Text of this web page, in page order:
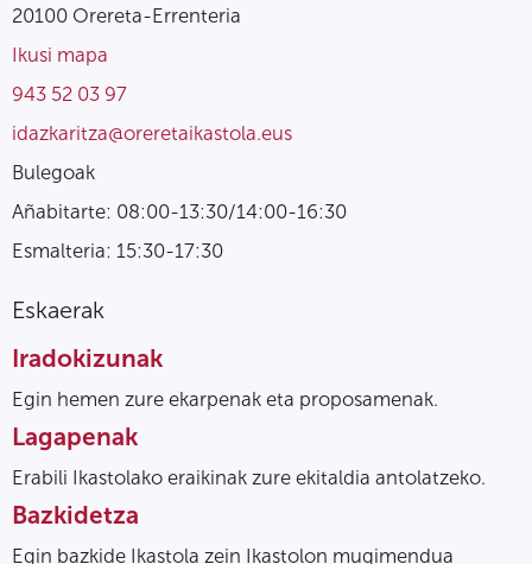
20100 Orereta-Errenteria
Ikusi mapa
943 52 03 97
idazkaritza@oreretaikastola.eus
Bulegoak
Añabitarte: 08:00-13:30/14:00-16:30
Esmalteria: 15:30-17:30
Eskaerak
Iradokizunak
Egin hemen zure ekarpenak eta proposamenak.
Lagapenak
Erabili Ikastolako eraikinak zure ekitaldia antolatzeko.
Bazkidetza
Egin bazkide Ikastola zein Ikastolon mugimendua